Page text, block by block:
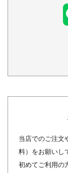
当店でのご注文
料）をお願いし
初めてご利用の